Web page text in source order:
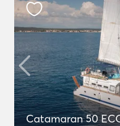
Catamaran 50